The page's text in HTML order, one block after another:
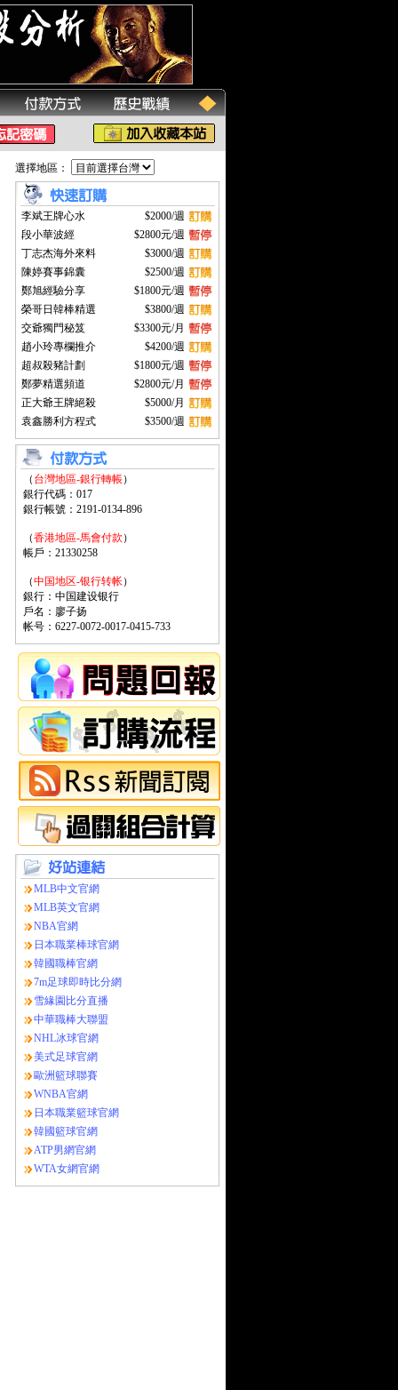
選擇地區：
李斌王牌心水
$2000/週
段小華波經
$2800元/週
丁志杰海外來料
$3000/週
陳婷賽事錦囊
$2500/週
鄭旭經驗分享
$1800元/週
榮哥日韓棒精選
$3800/週
交爺獨門秘笈
$3300元/月
趙小玲專欄推介
$4200/週
超叔殺豬計劃
$1800元/週
鄭夢精選頻道
$2800元/月
正大爺王牌絕殺
$5000/月
袁鑫勝利方程式
$3500/週
（ 台灣地區-銀行轉帳）
銀行代碼：017
銀行帳號：2191-0134-896
（香港地區-馬會付款 ）
帳戶：21330258
（中国地区-银行转帐）
銀行：中国建设银行
戶名：廖子扬
帐号：6227-0072-0017-0415-733
MLB中文官網
MLB英文官網
NBA官網
日本職業棒球官網
韓國職棒官網
7m足球即時比分網
雪緣園比分直播
中華職棒大聯盟
NHL冰球官網
美式足球官網
歐洲籃球聯賽
WNBA官網
日本職業籃球官網
韓國籃球官網
ATP男網官網
WTA女網官網